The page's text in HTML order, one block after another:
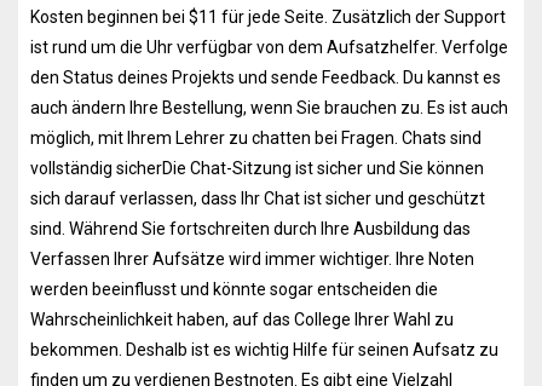
Kosten beginnen bei $11 für jede Seite. Zusätzlich der Support
ist rund um die Uhr verfügbar von dem Aufsatzhelfer. Verfolge
den Status deines Projekts und sende Feedback. Du kannst es
auch ändern Ihre Bestellung, wenn Sie brauchen zu. Es ist auch
möglich, mit Ihrem Lehrer zu chatten bei Fragen. Chats sind
vollständig sicherDie Chat-Sitzung ist sicher und Sie können
sich darauf verlassen, dass Ihr Chat ist sicher und geschützt
sind. Während Sie fortschreiten durch Ihre Ausbildung das
Verfassen Ihrer Aufsätze wird immer wichtiger. Ihre Noten
werden beeinflusst und könnte sogar entscheiden die
Wahrscheinlichkeit haben, auf das College Ihrer Wahl zu
bekommen. Deshalb ist es wichtig Hilfe für seinen Aufsatz zu
finden um zu verdienen Bestnoten. Es gibt eine Vielzahl